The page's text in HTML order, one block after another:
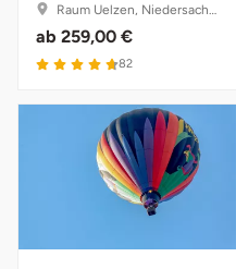
Raum Uelzen, Niedersachsen
ab 259,00 €
82